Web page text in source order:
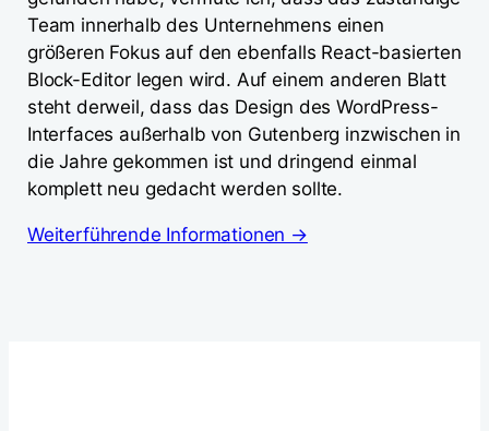
Team innerhalb des Unternehmens einen
größeren Fokus auf den ebenfalls React-basierten
Block-Editor legen wird. Auf einem anderen Blatt
steht derweil, dass das Design des WordPress-
Interfaces außerhalb von Gutenberg inzwischen in
die Jahre gekommen ist und dringend einmal
komplett neu gedacht werden sollte.
Weiterführende Informationen →